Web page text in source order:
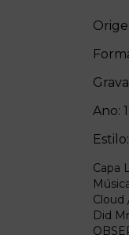
Ano:
Capa
Cloud
Did